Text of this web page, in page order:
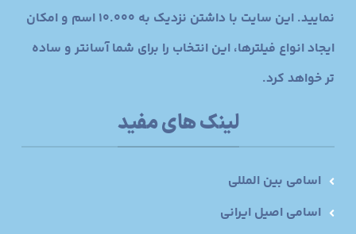
نمایید. این سایت با داشتن نزدیک به 10.000 اسم و امکان
ایجاد انواع فیلترها، این انتخاب را برای شما آسانتر و ساده
تر خواهد کرد.
لینک های مفید
اسامی بین المللی
اسامی اصیل ایرانی